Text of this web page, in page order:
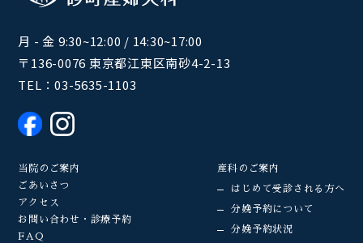
月 - 金 9:30~12:00 / 14:30~17:00
〒136-0076 東京都江東区南砂4-2-13
TEL：03-5635-1103
当院のご案内
ごあいさつ
アクセス
お問い合わせ・診療予約
FAQ
産科のご案内
はじめて受診される方へ
分娩予約について
分娩予約状況